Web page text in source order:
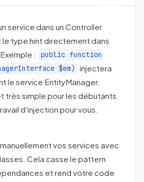
service dans un Controller
le type hint directement dans
:
public function
$em)
injectera
le service EntityManager.
très simple pour les débutants.
d'injection pour vous.
vos services avec
Cela casse le pattern
et rend votre code